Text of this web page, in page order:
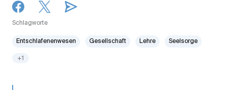
Schlagworte
Entschlafenenwesen Gesellschaft Lehre Seelsorge
+1